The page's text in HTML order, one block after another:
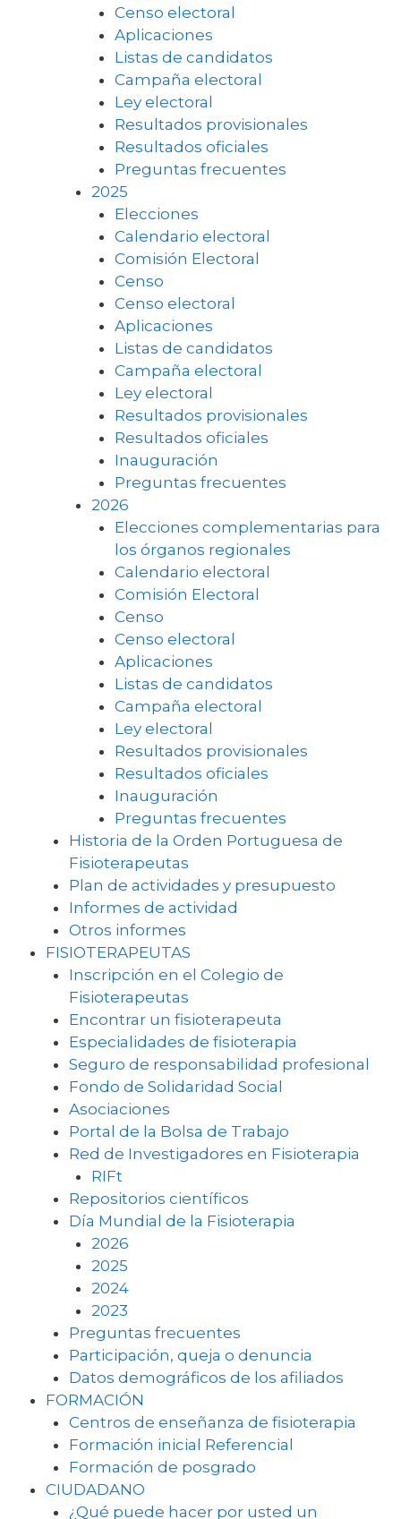
Censo electoral
Aplicaciones
Listas de candidatos
Campaña electoral
Ley electoral
Resultados provisionales
Resultados oficiales
Preguntas frecuentes
2025
Elecciones
Calendario electoral
Comisión Electoral
Censo
Censo electoral
Aplicaciones
Listas de candidatos
Campaña electoral
Ley electoral
Resultados provisionales
Resultados oficiales
Inauguración
Preguntas frecuentes
2026
Elecciones complementarias para
los órganos regionales
Calendario electoral
Comisión Electoral
Censo
Censo electoral
Aplicaciones
Listas de candidatos
Campaña electoral
Ley electoral
Resultados provisionales
Resultados oficiales
Inauguración
Preguntas frecuentes
Historia de la Orden Portuguesa de
Fisioterapeutas
Plan de actividades y presupuesto
Informes de actividad
Otros informes
FISIOTERAPEUTAS
Inscripción en el Colegio de
Fisioterapeutas
Encontrar un fisioterapeuta
Especialidades de fisioterapia
Seguro de responsabilidad profesional
Fondo de Solidaridad Social
Asociaciones
Portal de la Bolsa de Trabajo
Red de Investigadores en Fisioterapia
RIFt
Repositorios científicos
Día Mundial de la Fisioterapia
2026
2025
2024
2023
Preguntas frecuentes
Participación, queja o denuncia
Datos demográficos de los afiliados
FORMACIÓN
Centros de enseñanza de fisioterapia
Formación inicial Referencial
Formación de posgrado
CIUDADANO
¿Qué puede hacer por usted un